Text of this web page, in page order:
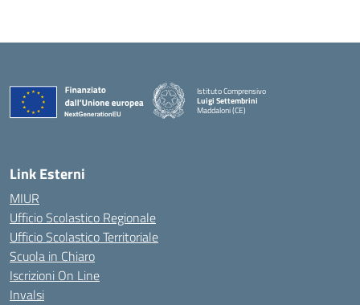
Istituto Comprensivo
Luigi Settembrini
Maddaloni (CE)
Link Esterni
MIUR
Ufficio Scolastico Regionale
Ufficio Scolastico Territoriale
Scuola in Chiaro
Iscrizioni On Line
Invalsi